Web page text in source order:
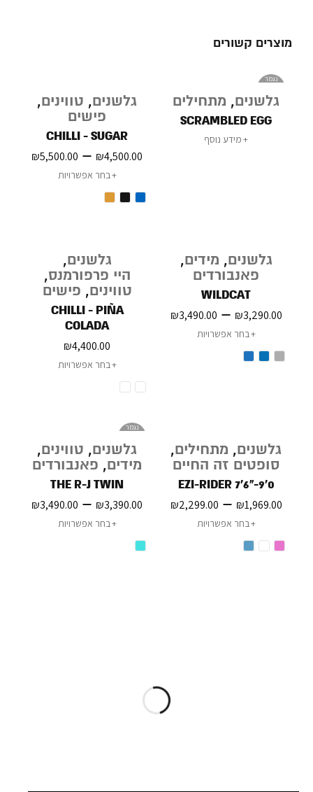
מוצרים קשורים
נגמר
גלשנים, מתחילים
SCRAMBLED EGG
מידע נוסף
גלשנים, טווינים,
פישים
CHILLI - SUGAR
₪4,500.00
–
₪5,500.00
בחר אפשרויות
גלשנים, מידים,
פאנבורדים
WILDCAT
₪3,290.00
–
₪3,490.00
בחר אפשרויות
גלשנים,
היי פרפורמנס,
טווינים, פישים
CHILLI - PIÑA
COLADA
₪4,400.00
בחר אפשרויות
גלשנים, מתחילים,
סופטים זה החיים
EZI-RIDER 7'6"-9'0
₪1,969.00
–
₪2,299.00
בחר אפשרויות
נגמר
גלשנים, טווינים,
מידים, פאנבורדים
THE R-J TWIN
₪3,390.00
–
₪3,490.00
בחר אפשרויות